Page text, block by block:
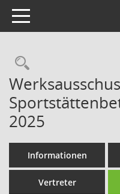
Toggle navigation
2025
Informationen
Vertreter